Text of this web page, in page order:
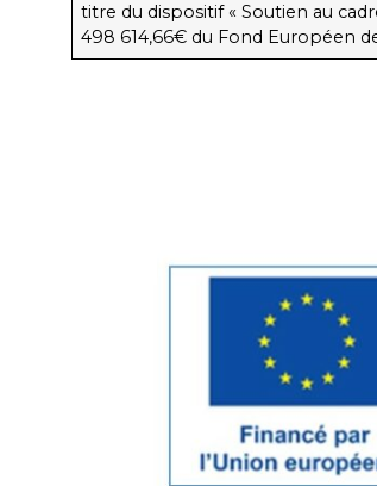
titre du dispositif « Soutien au
498 614,66€ du Fond Européen